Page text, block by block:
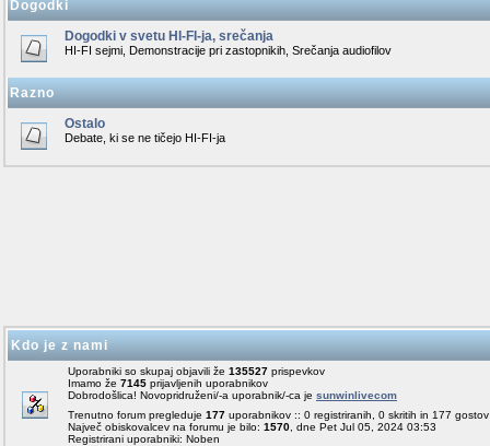
Dogodki
Dogodki v svetu HI-FI-ja, srečanja
HI-FI sejmi, Demonstracije pri zastopnikih, Srečanja audiofilov
Razno
Ostalo
Debate, ki se ne tičejo HI-FI-ja
Kdo je z nami
Uporabniki so skupaj objavili že 135527 prispevkov
Imamo že 7145 prijavljenih uporabnikov
Dobrodošlica! Novopridruženi/-a uporabnik/-ca je sunwinlivecom
Trenutno forum pregleduje 177 uporabnikov :: 0 registriranih, 0 skritih in 177
Največ obiskovalcev na forumu je bilo: 1570 , dne Pet Jul 05, 2024 03:53
Registrirani uporabniki: Noben